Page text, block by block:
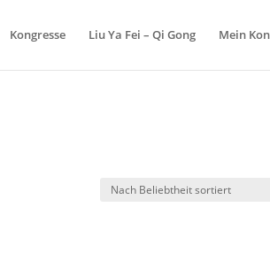
Kongresse Liu Ya Fei – Qi Gong Mein